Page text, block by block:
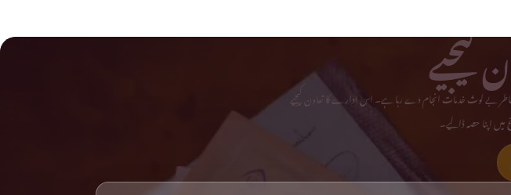
کیجیے
خاطر بے لوث خدمات انجام دے رہا ہے۔ اس ادارے کا تعاون کیجیے
میں اپنا حصہ ڈالیے۔